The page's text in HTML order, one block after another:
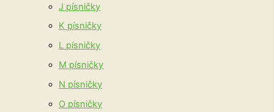
J písničky
K písničky
L písničky
M písničky
N písničky
O písničky